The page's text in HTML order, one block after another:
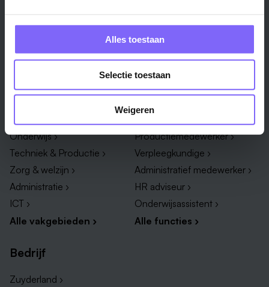
Alles toestaan
Selectie toestaan
Weigeren
Heerlen ›
Weert ›
Noord-Limburg ›
Alle regio's ›
Onderwijs ›
Techniek & Productie ›
Zorg & welzijn ›
Administratie ›
ICT ›
Alle vakgebieden ›
Functie
Productiemedewerker ›
Verpleegkundige ›
Administratief medewerker ›
HR adviseur ›
Onderwijsassistent ›
Alle functies ›
Bedrijf
Zuyderland ›